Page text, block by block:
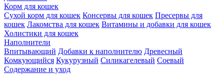
Корм для кошек
Сухой корм для кошек Консервы для кошек Пресервы для
кошек Лакомства для кошек Витамины и добавки для кошек
Холистики для кошек
Наполнители
Впитывающий Добавки к наполнителю Древесный
Комкующийся Кукурузный Силикагелевый Соевый
Содержание и уход